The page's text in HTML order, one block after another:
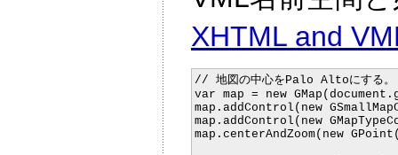
XHTML and
// 地図の中心をPalo Altoにする。
var map = new
map.addControl(new
map.addControl(new
map.centerAndZoom(new